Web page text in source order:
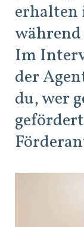
erhalten
Im
der
du, wer